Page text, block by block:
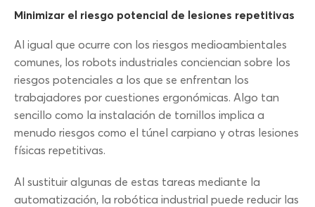
Minimizar el riesgo potencial de lesiones repetitivas
Al igual que ocurre con los riesgos medioambientales
comunes, los robots industriales conciencian sobre los
riesgos potenciales a los que se enfrentan los
trabajadores por cuestiones ergonómicas. Algo tan
sencillo como la instalación de tornillos implica a
menudo riesgos como el túnel carpiano y otras lesiones
físicas repetitivas.
Al sustituir algunas de estas tareas mediante la
automatización, la robótica industrial puede reducir las